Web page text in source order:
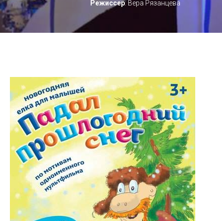
Режиссер: Вера Рязанцева